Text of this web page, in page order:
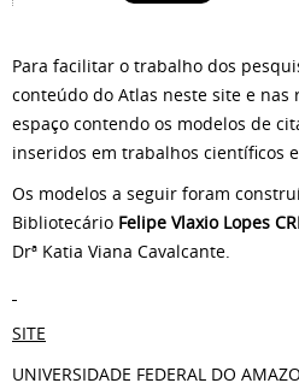
Para facilitar o trabalho dos
conteúdo do Atlas neste site e nas
espaço contendo os modelos de
inseridos em trabalhos científicos
Os modelos a seguir foram
Bibliotecário Felipe Vlaxio Lopes
Drª Katia Viana Cavalcante.
SITE
UNIVERSIDADE FEDERAL DO